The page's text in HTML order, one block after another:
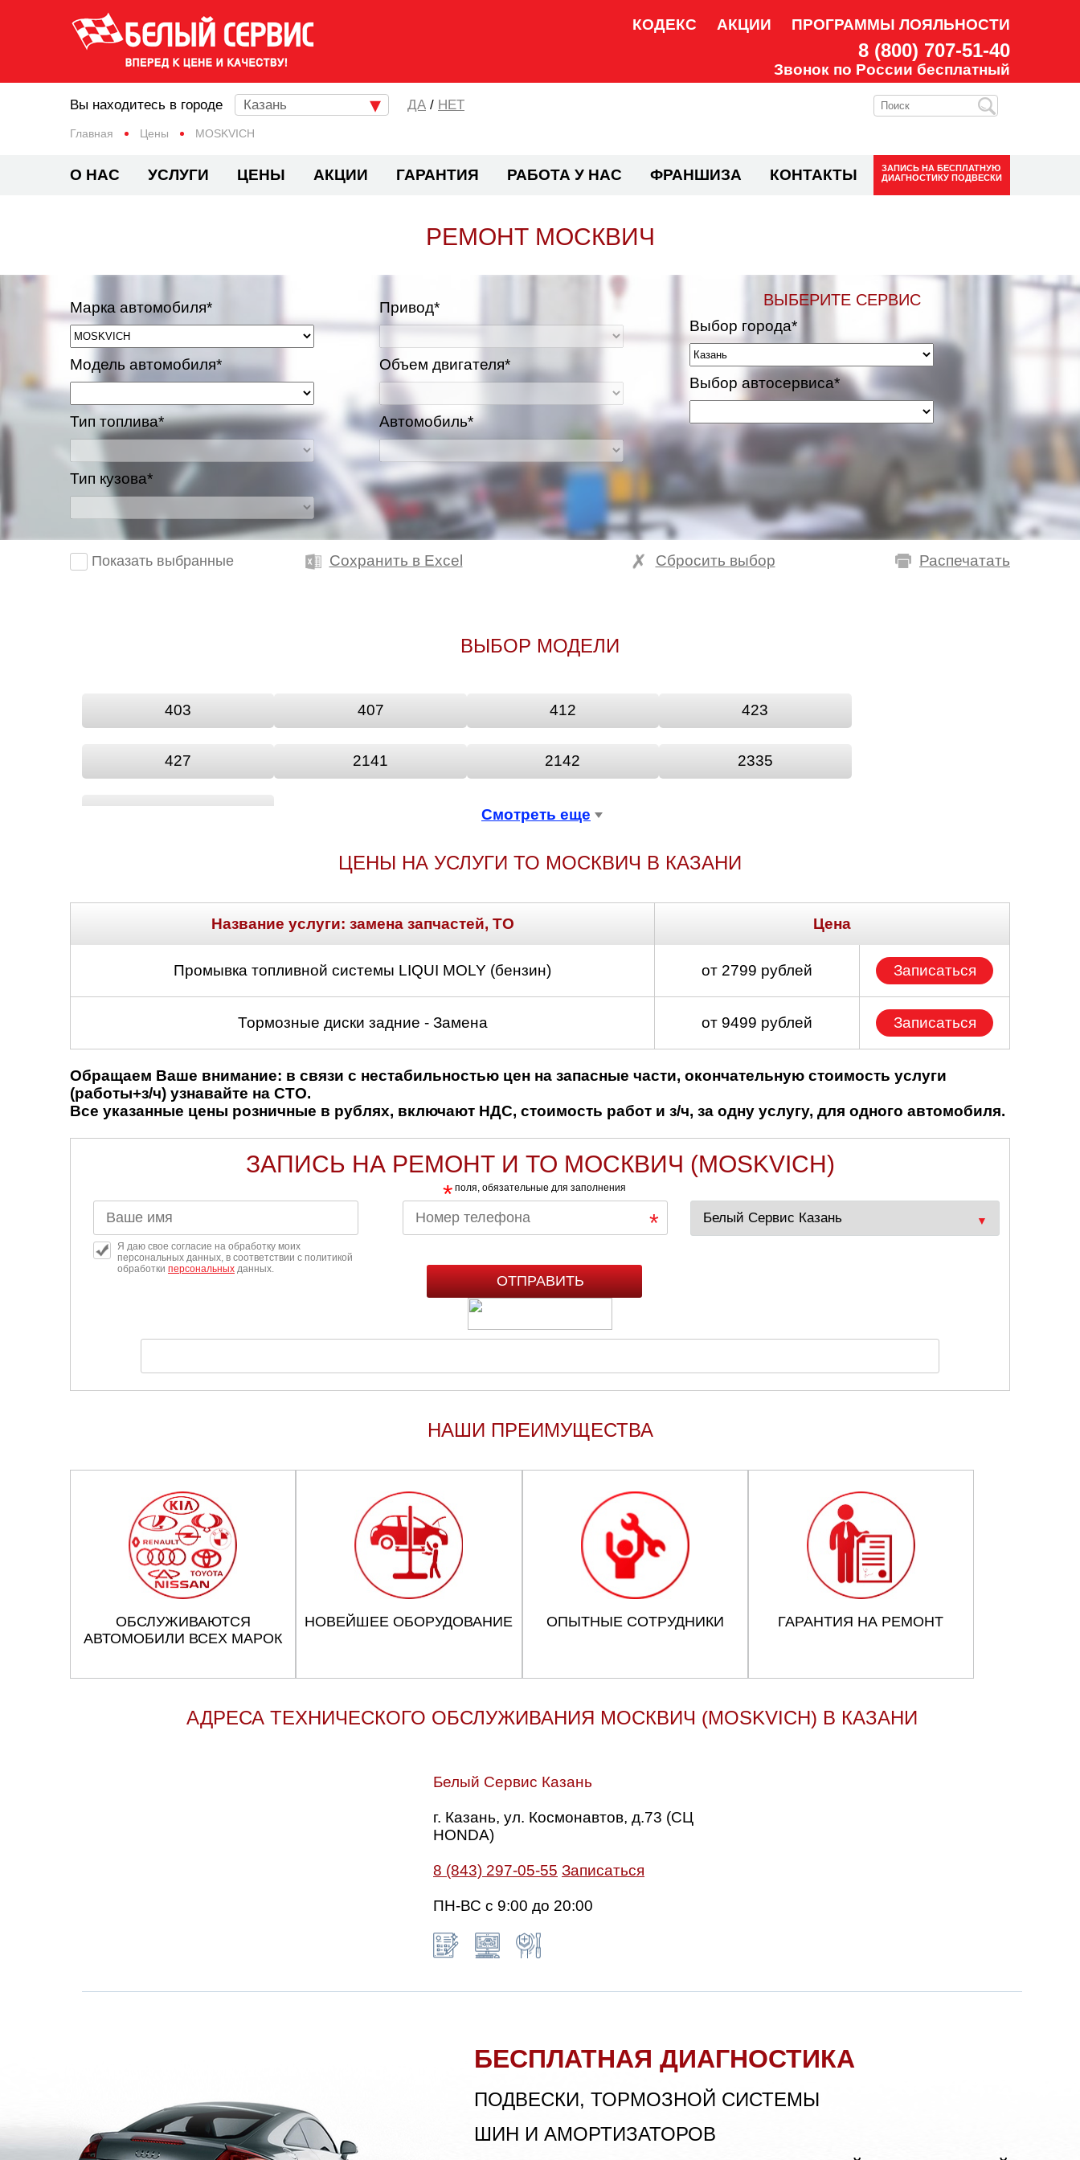
КОДЕКС АКЦИИ ПРОГРАММЫ ЛОЯЛЬНОСТИ
8 (800) 707-51-40
Звонок по России бесплатный
Главная Цены MOSKVICH
Вы находитесь в городе Казань / НЕТ
О НАС УСЛУГИ ЦЕНЫ АКЦИИ ГАРАНТИЯ РАБОТА У НАС ФРАНШИЗА КОНТАКТЫ ЗАПИСЬ НА БЕСПЛАТНУЮ
ДИАГНОСТИКУ ПОДВЕСКИ
РЕМОНТ МОСКВИЧ
Марка автомобиля*
Модель автомобиля*
Тип топлива*
Тип кузова*
Привод*
Объем двигателя*
Автомобиль*
ВЫБЕРИТЕ СЕРВИС
Выбор города*
Выбор автосервиса*
Показать выбранные Сохранить в Excel Распечатать
Сбросить выбор
ВЫБОР МОДЕЛИ
403 407 412 423
427 2141 2142 2335
ASLK Смотреть еще
ЦЕНЫ НА УСЛУГИ ТО МОСКВИЧ В КАЗАНИ
Название услуги: замена запчастей, ТО Цена
Промывка топливной системы LIQUI MOLY (бензин) от 2799 рублей Записаться
Тормозные диски задние - Замена от 9499 рублей Записаться
Обращаем Ваше внимание: в связи с нестабильностью цен на запасные части, окончательную стоимость услуги
(работы+з/ч) узнавайте на СТО.
Все указанные цены розничные в рублях, включают НДС, стоимость работ и з/ч, за одну услугу, для одного автомобиля.
ЗАПИСЬ НА РЕМОНТ И ТО МОСКВИЧ (MOSKVICH)
* поля, обязательные для заполнения
Я даю свое согласие на обработку моих
персональных данных, в соответствии с политикой
обработки персональных данных.
НАШИ ПРЕИМУЩЕСТВА
ОБСЛУЖИВАЮТСЯ
АВТОМОБИЛИ ВСЕХ МАРОК
НОВЕЙШЕЕ ОБОРУДОВАНИЕ ОПЫТНЫЕ СОТРУДНИКИ ГАРАНТИЯ НА РЕМОНТ
АДРЕСА ТЕХНИЧЕСКОГО ОБСЛУЖИВАНИЯ МОСКВИЧ (MOSKVICH) В КАЗАНИ
Белый Сервис Казань
г. Казань, ул. Космонавтов, д.73 (СЦ
HONDA)
8 (843) 297-05-55 Записаться
ПН-ВС с 9:00 до 20:00
БЕСПЛАТНАЯ ДИАГНОСТИКА
ПОДВЕСКИ, ТОРМОЗНОЙ СИСТЕМЫ
ШИН И АМОРТИЗАТОРОВ